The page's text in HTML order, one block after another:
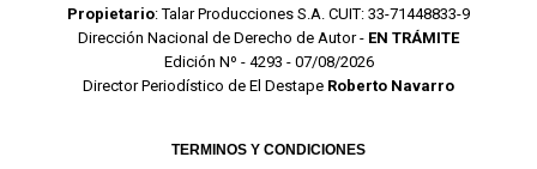
Propietario: Talar Producciones S.A. CUIT: 33-71448833-9
Dirección Nacional de Derecho de Autor - EN TRÁMITE
Edición Nº - 4293 - 07/08/2026
Director Periodístico de El Destape Roberto Navarro
TERMINOS Y CONDICIONES